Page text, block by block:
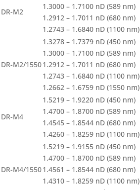
DR-M2
1.3000 – 1.7100 nD (589 nm)
1.2912 – 1.7011 nD (680 nm)
1.2743 – 1.6840 nD (1100 nm)
DR-M2/1550
1.3278 – 1.7379 nD (450 nm)
1.3000 – 1.7100 nD (589 nm)
1.2912 – 1.7011 nD (680 nm)
1.2743 – 1.6840 nD (1100 nm)
1.2662 – 1.6759 nD (1550 nm)
DR-M4
1.5219 – 1.9220 nD (450 nm)
1.4700 – 1.8700 nD (589 nm)
1.4545 – 1.8544 nD (680 nm)
1.4260 – 1.8259 nD (1100 nm)
DR-M4/1550
1.5219 – 1.9155 nD (450 nm)
1.4700 – 1.8700 nD (589 nm)
1.4561 – 1.8544 nD (680 nm)
1.4310 – 1.8259 nD (1100 nm)